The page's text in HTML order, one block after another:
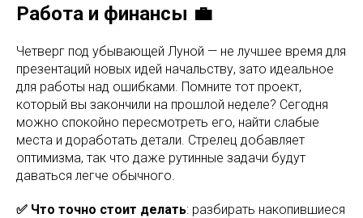
Работа и финансы 💼
Четверг под убывающей Луной — не лучшее время для
презентаций новых идей начальству, зато идеальное
для работы над ошибками. Помните тот проект,
который вы закончили на прошлой неделе? Сегодня
можно спокойно пересмотреть его, найти слабые
места и доработать детали. Стрелец добавляет
оптимизма, так что даже рутинные задачи будут
даваться легче обычного.
✅ Что точно стоит делать: разбирать накопившиеся